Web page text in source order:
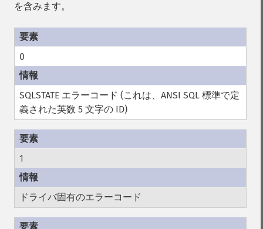
を含みます。
0
SQLSTATE エラーコード (これは、ANSI SQL 標準で定
義された英数 5 文字の ID)
1
ドライバ固有のエラーコード